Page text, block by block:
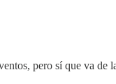
pero sí que va